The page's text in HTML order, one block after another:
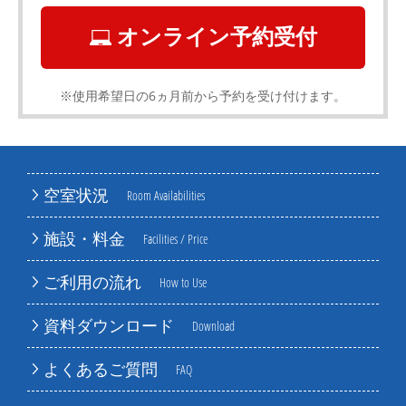
空室状況 Room Availabilities
施設・料金 Facilities / Price
ご利用の流れ How to Use
資料ダウンロード Download
よくあるご質問 FAQ
オンライン予約受付
※使用希望日の6ヵ月前から予約を受け付けます。